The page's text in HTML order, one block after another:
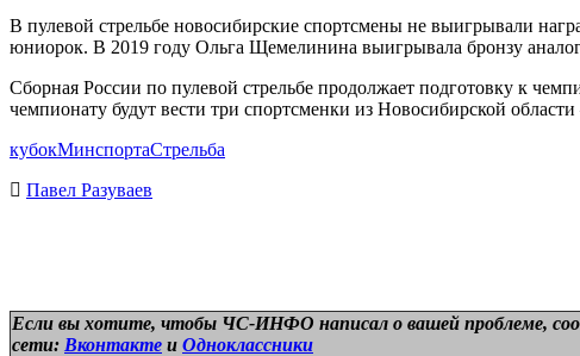
В пулевой стрельбе новосибирские спортсмены не выигрывали
юниорок. В 2019 году Ольга Щемелинина выигрывала бронзу
Сборная России по пулевой стрельбе продолжает подготовку к
чемпионату будут вести три спортсменки из Новосибирской
кубокМинспортаСтрельба
Павел Разуваев
Если вы хотите, чтобы ЧС-ИНФО написал о вашей проблеме,
сети: Вконтакте и Одноклассники